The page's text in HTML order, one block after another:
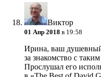
Виктор
01 Апр 2018 в 19:58
Ирина, ваш
за знакомство с
Прослушал его